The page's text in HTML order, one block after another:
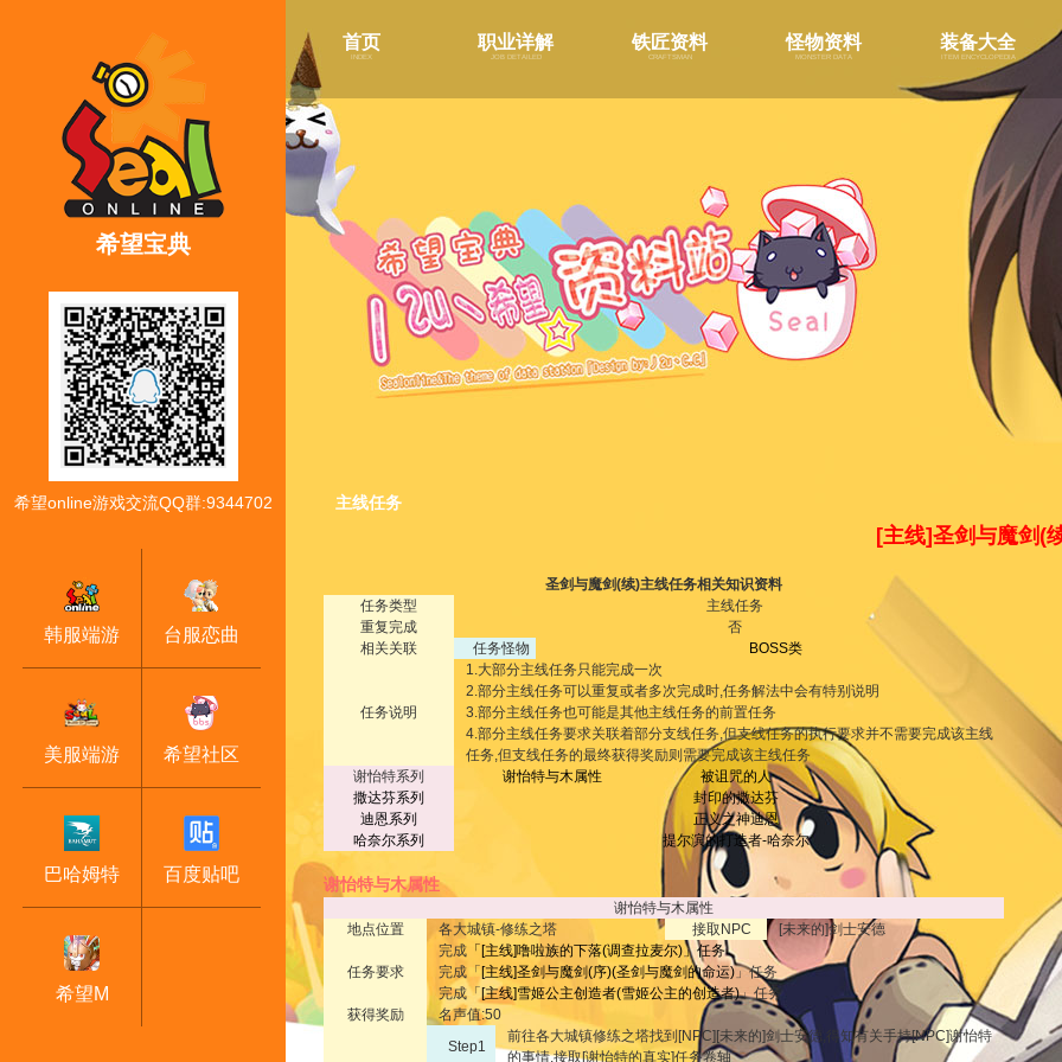
希望宝典
希望online游戏交流QQ群:9344702
韩服端游 台服恋曲
美服端游 希望社区
巴哈姆特 百度贴吧
希望M
首页
index
职业详解
job detailed
铁匠资料
craftsman
怪物资料
monster data
装备大全
item encyclopedia
主线任务
[主线]圣剑与魔剑(
圣剑与魔剑(续)主线任务相关知识资料
任务类型
主线任务
重复完成
否
相关关联
任务怪物 BOSS类
任务说明
1.大部分主线任务只能完成一次
2.部分主线任务可以重复或者多次完成时,任务解法中会有特别说明
3.部分主线任务也可能是其他主线任务的前置任务
4.部分主线任务要求关联着部分支线任务,但支线任务的执行要求并不需要完成该主线
任务,但支线任务的最终获得奖励则需要完成该主线任务
谢怡特系列
谢怡特与木属性
被诅咒的人
撒达芬系列
封印的撒达芬
迪恩系列
正义之神迪恩
哈奈尔系列
提尔滨的打造者-哈奈尔
谢怡特与木属性
谢怡特与木属性
地点位置
各大城镇-修练之塔 接取NPC [未来的]剑士安德
任务要求
完成 「 [主线]噜啦族的下落(调查拉麦尔)」任务
完成「 [主线]圣剑与魔剑(序)(圣剑与魔剑的命运)」任务
完成「 [主线]雪姬公主创造者(雪姬公主的创造者)」任务
获得奖励
名声值:50
Step1
前往各大城镇修练之塔找到[NPC][未来的]剑士安德,得知有关手持[NPC]谢怡特
的事情,接取[谢怡特的真实]任务卷轴